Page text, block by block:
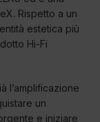
Rispetto a un
estetica più
Hi-Fi
l’amplificazione
un
e iniziare